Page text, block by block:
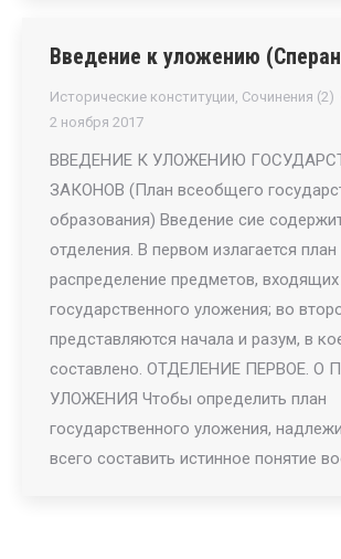
Введение к уложению
Исторические конституции, Сочинения (2)
2 ноября 2017
ВВЕДЕНИЕ К УЛОЖЕНИЮ
ЗАКОНОВ (План всеобщего
образования) Введение сие
отделения. В первом излагается план
распределение предметов, входящих
государственного уложения; во
представляются начала и разум, в
составлено. ОТДЕЛЕНИЕ ПЕРВОЕ. О
УЛОЖЕНИЯ Чтобы определить план
государственного уложения,
всего составить истинное понятие